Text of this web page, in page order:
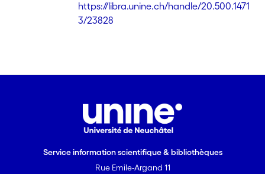
https://libra.unine.ch/handle/20.500.1471
3/23828
Service information scientifique & bibliothèques
Rue Emile-Argand 11